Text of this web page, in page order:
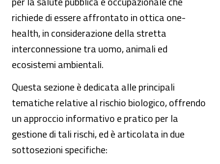
richiede di essere affrontato in ottica one-
health, in considerazione della stretta
interconnessione tra uomo, animali ed
ecosistemi ambientali.
Questa sezione è dedicata alle principali
tematiche relative al rischio biologico, offrendo
un approccio informativo e pratico per la
gestione di tali rischi, ed è articolata indue
sottosezioni specifiche: